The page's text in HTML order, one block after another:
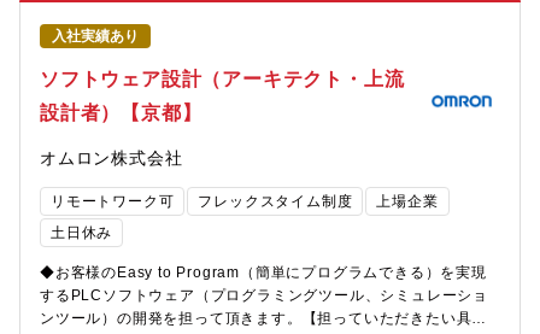
部レベルの開発統括、あるいは技術と事業を束ねるCTO/VPoE候
補としてのキャリアを描くことが可能です。【商品・サービス説
明、取引先】・基幹会計領域：Galileopt DX、MJSLINK DX、
NX-CE、NX-Pro・人事・給与領域：人事大将、給与大将・新プラ
ットフォーム：LucaTech GX／LucaTech AX（AI連携）・経営分
クラウド、Edge Tracker・取引先は全国の税理士・公認会計士事
務所、およびその顧問先である中堅・中小企業
ンなどDX技術やネットワーク技術を活用し、製造業のお客様の開
発生産性向上を通じて、世界や日本の製造業をより良くしていく
ことを目指しています。我々と一緒に、「製造業DX」の推進を通
じて製造業をより良くしていきたい、という想いを持った方を、
業界・企業問わず幅広く募集しています（制御機器の開発経験は
造業・社会への貢献PLCプログラム開発の自動化を進めること
で、製造業が直面する深刻な問題（熟練技術者の高齢化、人財不
足、属人化した開発に起因した低い開発生産性）の解決に貢献で
きます。■事業への貢献お客様と一緒に課題解決をすることで、お
客様の事業拡大に貢献し、結果、自社のコントローラ事業拡大に
貢献できます。■ご自身のキャリアの成長・製造業DXの最前線
で、社会的意義のあるPLCプログラム開発の自動化に関わること
ができます。・同社での経験を積むことで、社内外でのテックリ
入社実績あり
ソフトウェア設計（アーキテクト・上流
設計者）【京都】
オムロン株式会社
リモートワーク可 フレックスタイム制度
上場企業
土日休み
◆お客様のEasy to Program（簡単にプログラムできる）を実現
するPLCソフトウェア（プログラミングツール、シミュレーショ
ンツール）の開発を担って頂きます。【担っていただきたい具体